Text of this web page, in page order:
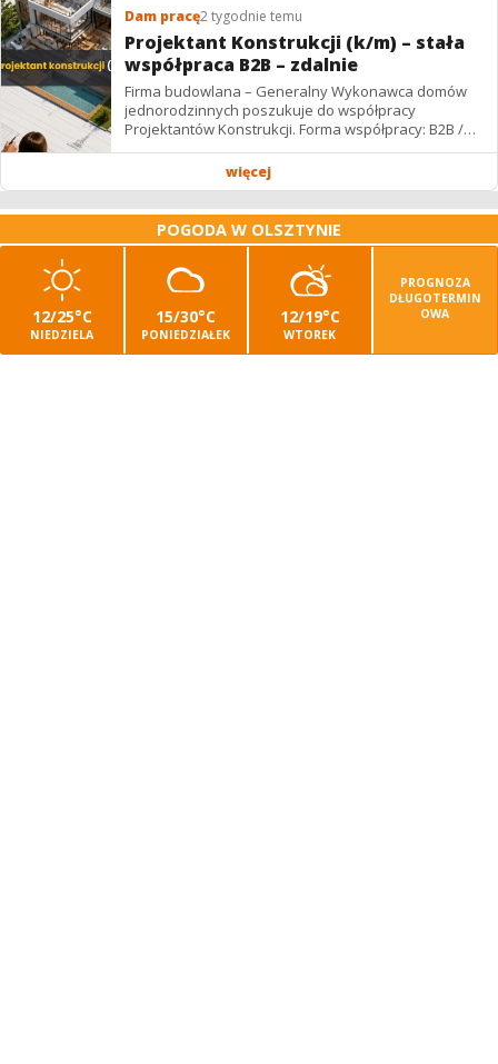
Dam pracę2 tygodnie temu
Projektant Konstrukcji (k/m) – stała
współpraca B2B – zdalnie
Firma budowlana – Generalny Wykonawca domów
jednorodzinnych poszukuje do współpracy
Projektantów Konstrukcji. Forma współpracy: B2B /
podwykonawstwo – zdalnie. Wynagrodzenie: ✔
więcej
POGODA W OLSZTYNIE
12/25°C
NIEDZIELA
15/30°C
PONIEDZIAŁEK
12/19°C
WTOREK
PROGNOZA
DŁUGOTERMIN
OWA